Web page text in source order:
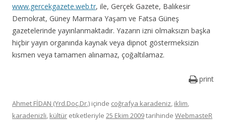
www.gercekgazete.web.tr, ile, Gerçek Gazete, Balıkesir
Demokrat, Güney Marmara Yaşam ve Fatsa Güneş
gazetelerinde yayınlanmaktadır. Yazarın izni olmaksızın başka
hiçbir yayın organında kaynak veya dipnot göstermeksizin
kısmen veya tamamen alınamaz, çoğaltılamaz.
print
Ahmet FİDAN (Yrd.Doç.Dr.) içinde coğrafya karadeniz, iklim,
karadenizli, kültür etiketleriyle 25 Ekim 2009tarihinde WebmasteR